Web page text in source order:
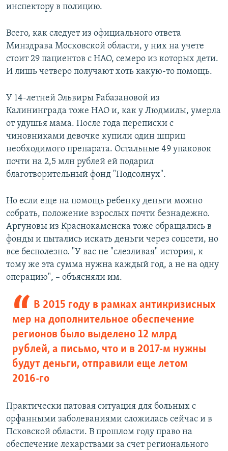
инспектору в полицию.
Всего, как следует из официального ответа
Минздрава Московской области, у них на учете
стоит 29 пациентов с НАО, семеро из которых дети.
И лишь четверо получают хоть какую-то помощь.
У 14-летней Эльвиры Рабазановой из
Калининграда тоже НАО и, как у Людмилы, умерла
от удушья мама. После года переписки с
чиновниками девочке купили один шприц
необходимого препарата. Остальные 49 упаковок
почти на 2,5 млн рублей ей подарил
благотворительный фонд "Подсолнух".
Но если еще на помощь ребенку деньги можно
собрать, положение взрослых почти безнадежно.
Аргуновы из Краснокаменска тоже обращались в
фонды и пытались искать деньги через соцсети, но
все бесполезно. "У вас не "слезливая" история, к
тому же эта сумма нужна каждый год, а не на одну
операцию", – объясняли им.
В 2015 году в рамках антикризисных
мер на дополнительное обеспечение
регионов было выделено 12 млрд
рублей, а письмо, что и в 2017-м нужны
будут деньги, отправили еще летом
2016-го
Практически патовая ситуация для больных с
орфанными заболеваниями сложилась сейчас и в
Псковской области. В прошлом году право на
обеспечение лекарствами за счет регионального